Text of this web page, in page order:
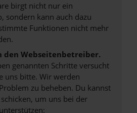
birgt nicht nur ein
sondern kann auch dazu
Funktionen nicht mehr
den Webseitenbetreiber.
genannten Schritte versucht
uns bitte. Wir werden
zu beheben. Du kannst
um uns bei der